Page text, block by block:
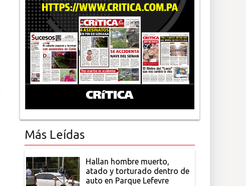
Más Leídas
Hallan hombre muerto,
atado y torturado dentro de
auto en Parque Lefevre